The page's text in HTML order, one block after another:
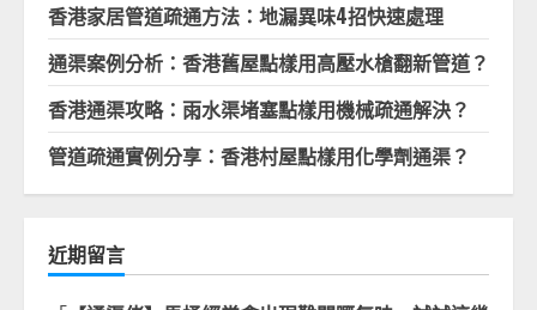
香港家居管道疏通方法：地漏異味4招快速處理
通渠案例分析：香港舊屋點樣用高壓水槍翻新管道？
香港通渠攻略：雨水渠堵塞點樣用機械疏通解決？
管道疏通實例分享：香港村屋點樣用化學劑通渠？
近期留言